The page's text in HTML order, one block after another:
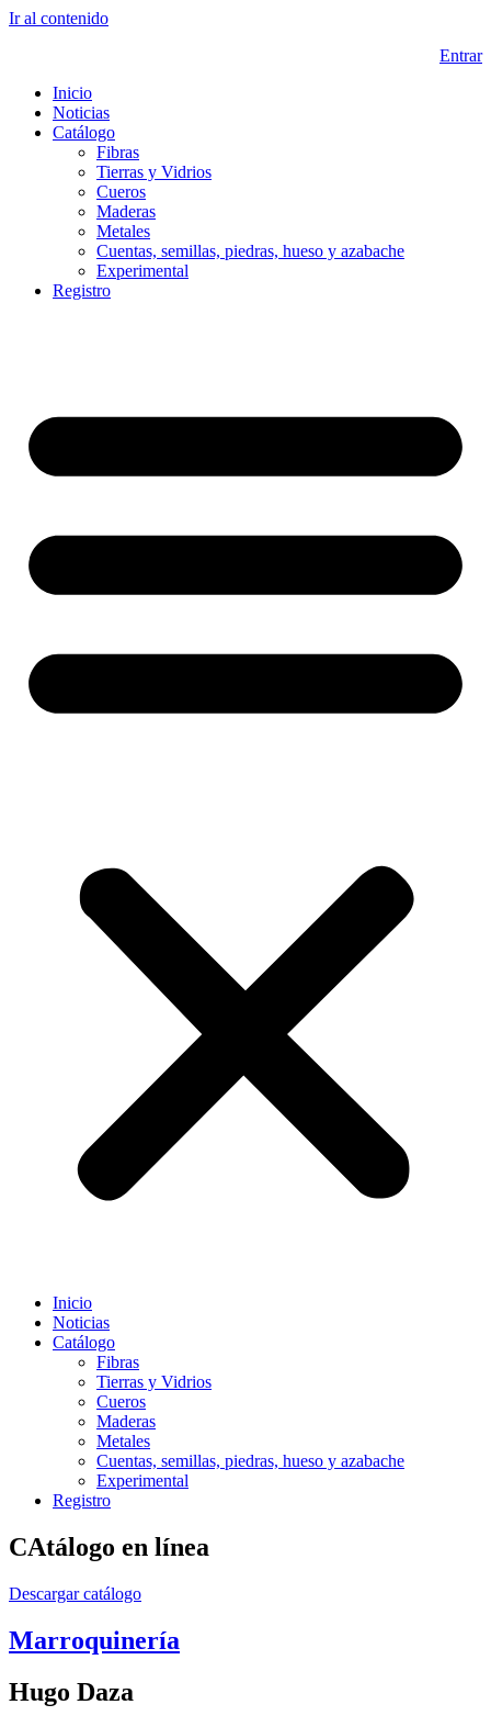
Ir al contenido
Entrar
Inicio
Noticias
Catálogo
Fibras
Tierras y Vidrios
Cueros
Maderas
Metales
Cuentas, semillas, piedras, hueso y azabache
Experimental
Registro
Inicio
Noticias
Catálogo
Fibras
Tierras y Vidrios
Cueros
Maderas
Metales
Cuentas, semillas, piedras, hueso y azabache
Experimental
Registro
CAtálogo en línea
Descargar catálogo
Marroquinería
Hugo Daza